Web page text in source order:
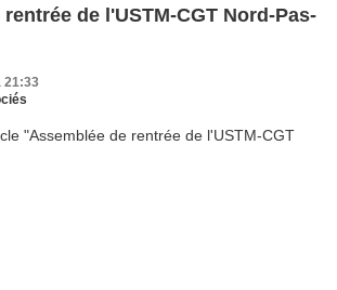
de l'USTM-CGT Nord-Pas-
21:33